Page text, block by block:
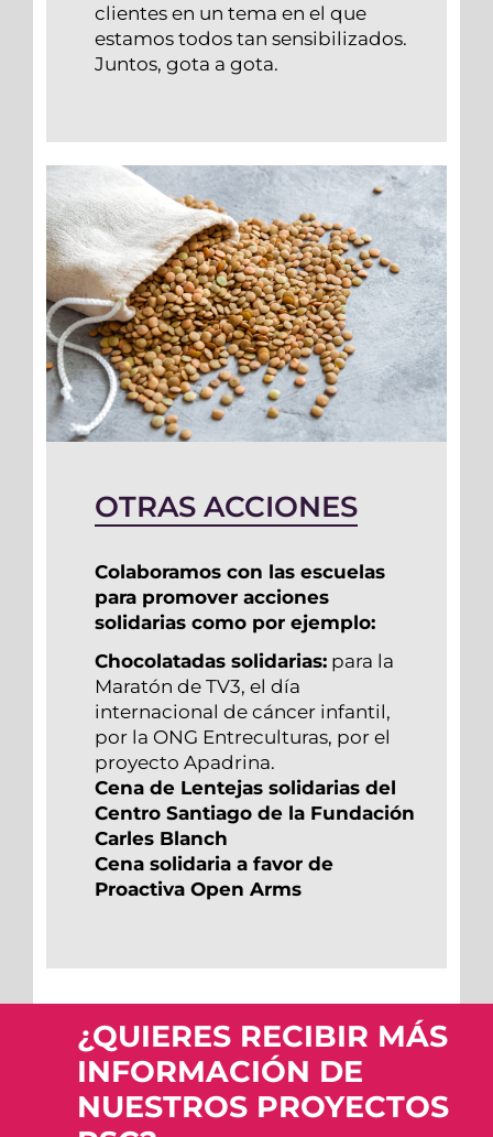
clientes en un tema en el que
estamos todos tan sensibilizados.
Juntos, gota a gota.
OTRAS ACCIONES
Colaboramos con las escuelas
para promover acciones
solidarias como por ejemplo:
Chocolatadas solidarias:para la
Maratón de TV3, el día
internacional de cáncer infantil,
por la ONG Entreculturas, por el
proyecto Apadrina.
Cena de Lentejas solidarias del
Centro Santiago de la Fundación
Carles Blanch
Cena solidaria a favor de
Proactiva Open Arms
¿QUIERES RECIBIR MÁS
INFORMACIÓN DE
NUESTROS PROYECTOS